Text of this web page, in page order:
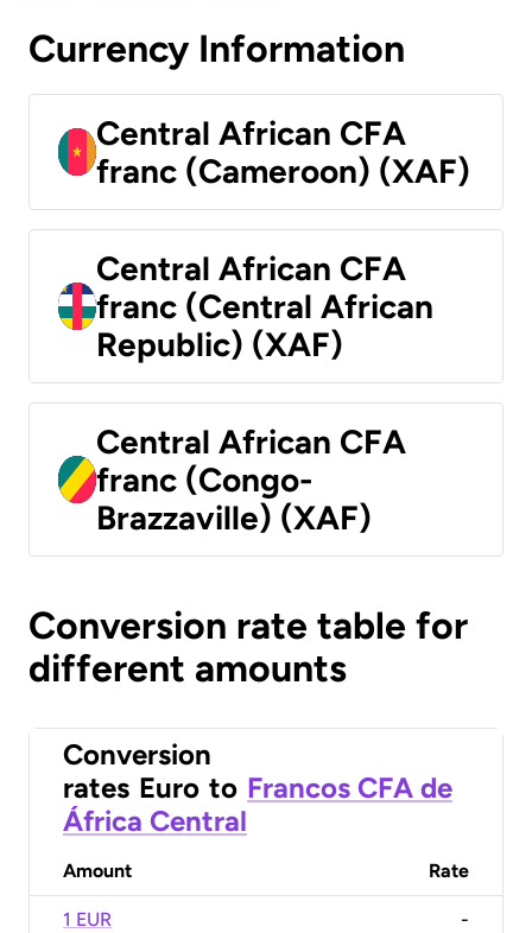
Currency Information
Central African CFA
franc (Cameroon) (XAF)
Central African CFA
franc (Central African
Republic) (XAF)
Central African CFA
franc (Congo-
Brazzaville) (XAF)
Conversion rate table for
different amounts
Conversion
rates Euro to Francos CFA de
África Central
Amount Rate
1 EUR -